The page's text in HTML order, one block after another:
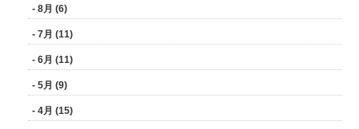
- 8月 (6)
- 7月 (11)
- 6月 (11)
- 5月 (9)
- 4月 (15)